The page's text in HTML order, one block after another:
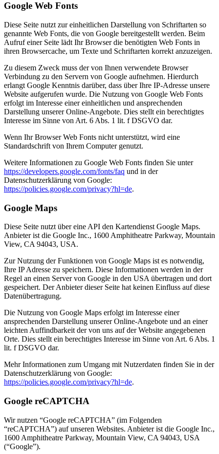
Google Web Fonts
Diese Seite nutzt zur einheitlichen Darstellung von Schriftarten so
genannte Web Fonts, die von Google bereitgestellt werden. Beim
Aufruf einer Seite lädt Ihr Browser die benötigten Web Fonts in
ihren Browsercache, um Texte und Schriftarten korrekt anzuzeigen.
Zu diesem Zweck muss der von Ihnen verwendete Browser
Verbindung zu den Servern von Google aufnehmen. Hierdurch
erlangt Google Kenntnis darüber, dass über Ihre IP-Adresse unsere
Website aufgerufen wurde. Die Nutzung von Google Web Fonts
erfolgt im Interesse einer einheitlichen und ansprechenden
Darstellung unserer Online-Angebote. Dies stellt ein berechtigtes
Interesse im Sinne von Art. 6 Abs. 1 lit. f DSGVO dar.
Wenn Ihr Browser Web Fonts nicht unterstützt, wird eine
Standardschrift von Ihrem Computer genutzt.
Weitere Informationen zu Google Web Fonts finden Sie unter
https://developers.google.com/fonts/faq und in der
Datenschutzerklärung von Google:
https://policies.google.com/privacy?hl=de.
Google Maps
Diese Seite nutzt über eine API den Kartendienst Google Maps.
Anbieter ist die Google Inc., 1600 Amphitheatre Parkway, Mountain
View, CA 94043, USA.
Zur Nutzung der Funktionen von Google Maps ist es notwendig,
Ihre IP Adresse zu speichern. Diese Informationen werden in der
Regel an einen Server von Google in den USA übertragen und dort
gespeichert. Der Anbieter dieser Seite hat keinen Einfluss auf diese
Datenübertragung.
Die Nutzung von Google Maps erfolgt im Interesse einer
ansprechenden Darstellung unserer Online-Angebote und an einer
leichten Auffindbarkeit der von uns auf der Website angegebenen
Orte. Dies stellt ein berechtigtes Interesse im Sinne von Art. 6 Abs. 1
lit. f DSGVO dar.
Mehr Informationen zum Umgang mit Nutzerdaten finden Sie in der
Datenschutzerklärung von Google:
https://policies.google.com/privacy?hl=de.
Google reCAPTCHA
Wir nutzen “Google reCAPTCHA” (im Folgenden
“reCAPTCHA”) auf unseren Websites. Anbieter ist die Google Inc.,
1600 Amphitheatre Parkway, Mountain View, CA 94043, USA
(“Google”).